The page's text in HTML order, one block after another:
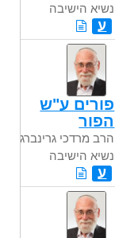
נשיא הישיבה
ע
פורים ע"ש
הפור
הרב מרדכי גרינברג
נשיא הישיבה
ע